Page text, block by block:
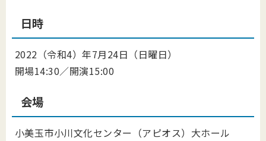
日時
2022（令和4）年7月24日（日曜日）
開場14:30／開演15:00
会場
小美玉市小川文化センター（アピオス）大ホール